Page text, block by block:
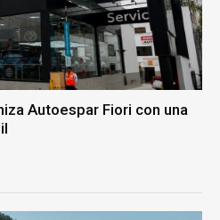
Autoespar Fiori con una